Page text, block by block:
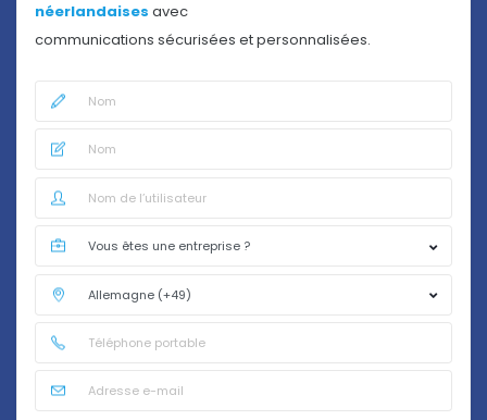
néerlandaises avec
communications sécurisées et personnalisées.